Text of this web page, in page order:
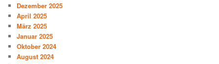
Dezember 2025
April 2025
März 2025
Januar 2025
Oktober 2024
August 2024